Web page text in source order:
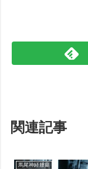
関連記事
馬尾神経腫瘍